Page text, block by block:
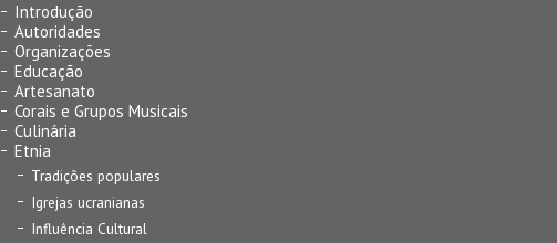
Introdução
Autoridades
Organizações
Educação
Artesanato
Corais e Grupos Musicais
Culinária
Etnia
Tradições populares
Igrejas ucranianas
Influência Cultural